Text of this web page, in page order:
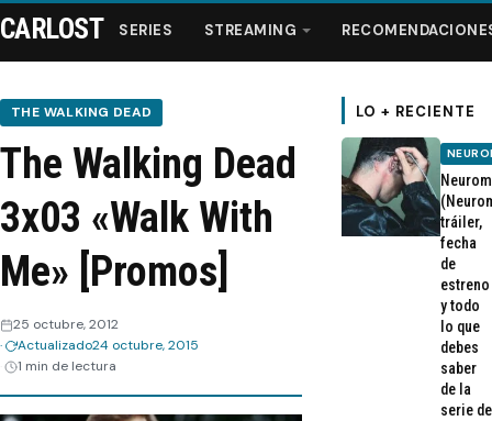
Series
Streaming
Recomendaciones
Videos
Webisodios
CARLOST SERIES STREAMING
THE WALKING DEAD
The Walking Dead
3x03 «Walk With
Me» [Promos]
25 octubre, 2012
Actualizado24 octubre, 2015
1 min de lectura
LO + RECIENTE
tráiler,
fecha
de
estreno
y todo
lo que
debes
saber
de la
serie de